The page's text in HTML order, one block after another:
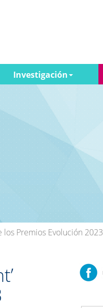
Investigación
los Premios Evolución 2023